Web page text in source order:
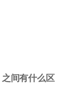
间有什么区